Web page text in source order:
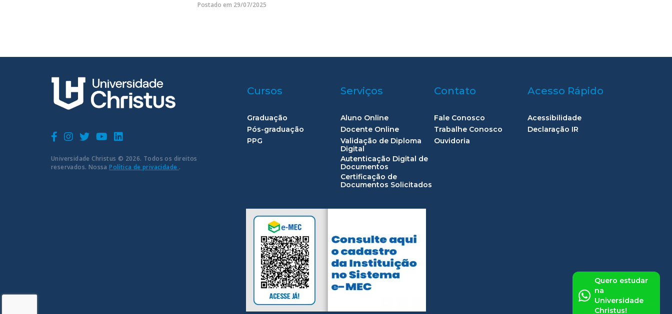
Postado em 29/07/2025
Quero estudar
na
Universidade
Christus!
Universidade Christus © 2026. Todos os direitos
reservados. NossaPolítica de privacidade .
Cursos
Graduação
Pós-graduação
PPG
Serviços
Aluno Online
Docente Online
Validação de Diploma
Digital
Autenticação Digital de
Documentos
Certificação de
Documentos Solicitados
Contato
Fale Conosco
Trabalhe Conosco
Ouvidoria
Acesso Rápido
Acessibilidade
Declaração IR